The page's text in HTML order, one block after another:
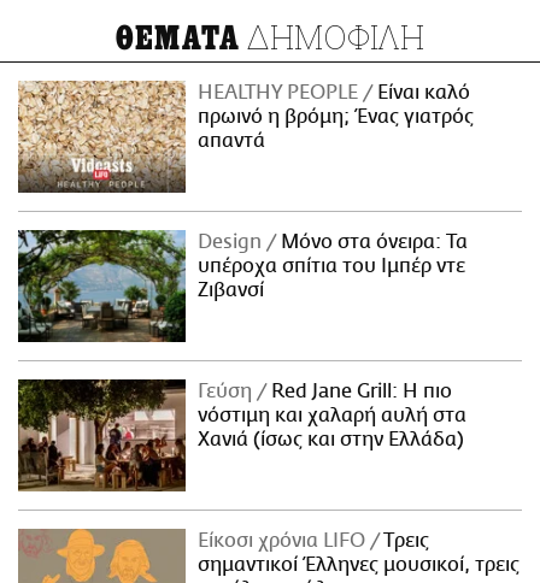
ΘΕΜΑΤΑ ΔΗΜΟΦΙΛΗ
HEALTHY PEOPLE
Είναι καλό
πρωινό η βρόμη; Ένας γιατρός
απαντά
Design
Μόνο στα όνειρα: Τα
υπέροχα σπίτια του Ιμπέρ ντε
Ζιβανσί
Γεύση
Red Jane Grill: Η πιο
νόστιμη και χαλαρή αυλή στα
Χανιά (ίσως και στην Ελλάδα)
Είκοσι χρόνια LIFO
Tρεις
σημαντικοί Έλληνες μουσικοί, τρεις